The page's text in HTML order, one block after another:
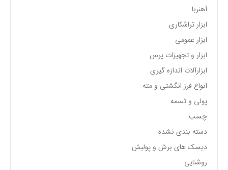
آهنربا
ابزار تراشکاری
ابزار عمومی
ابزار و تجهیزات پرس
ابزارآلات اندازه گیری
انواع فرز انگشتی و مته
پولی و تسمه
چسب
دسته بندی نشده
دیسک های برش و پولیش
روشنایی